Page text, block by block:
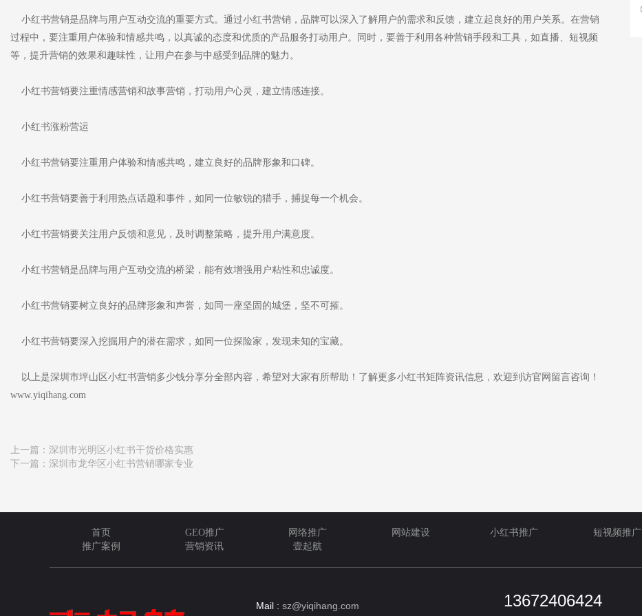
小红书营销是品牌与用户互动交流的重要方式。通过小红书营销，品牌可以深入了解用户的需求和反馈，建立起良好的用户关系。在营销
过程中，要注重用户体验和情感共鸣，以真诚的态度和优质的产品服务打动用户。同时，要善于利用各种营销手段和工具，如直播、短视频
等，提升营销的效果和趣味性，让用户在参与中感受到品牌的魅力。
小红书营销要注重情感营销和故事营销，打动用户心灵，建立情感连接。
小红书涨粉营运
小红书营销要注重用户体验和情感共鸣，建立良好的品牌形象和口碑。
小红书营销要善于利用热点话题和事件，如同一位敏锐的猎手，捕捉每一个机会。
小红书营销要关注用户反馈和意见，及时调整策略，提升用户满意度。
小红书营销是品牌与用户互动交流的桥梁，能有效增强用户粘性和忠诚度。
小红书营销要树立良好的品牌形象和声誉，如同一座坚固的城堡，坚不可摧。
小红书营销要深入挖掘用户的潜在需求，如同一位探险家，发现未知的宝藏。
以上是深圳市坪山区小红书营销多少钱分享分全部内容，希望对大家有所帮助！了解更多小红书矩阵资讯信息，欢迎到访官网留言咨询！
www.yiqihang.com
上一篇： 深圳市光明区小红书干货价格实惠
下一篇： 深圳市龙华区小红书营销哪家专业
首页 GEO推广 网络推广 网站建设 小红书推广 短视频推广
推广案例
营销资讯 壹起航
Mail : sz@yiqihang.com 13672406424